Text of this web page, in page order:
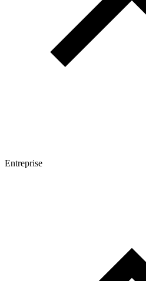
Entreprise